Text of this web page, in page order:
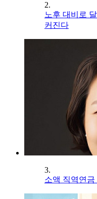
2.
노후 대비로
커진다
3.
소액 직역연